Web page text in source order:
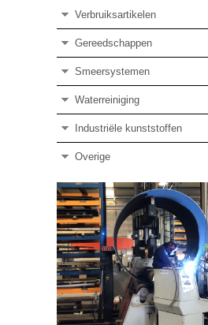
Verbruiksartikelen
Gereedschappen
Smeersystemen
Waterreiniging
Industriële kunststoffen
Overige